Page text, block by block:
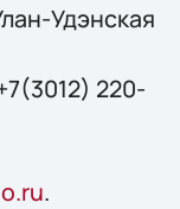
Удэнская
220-
.